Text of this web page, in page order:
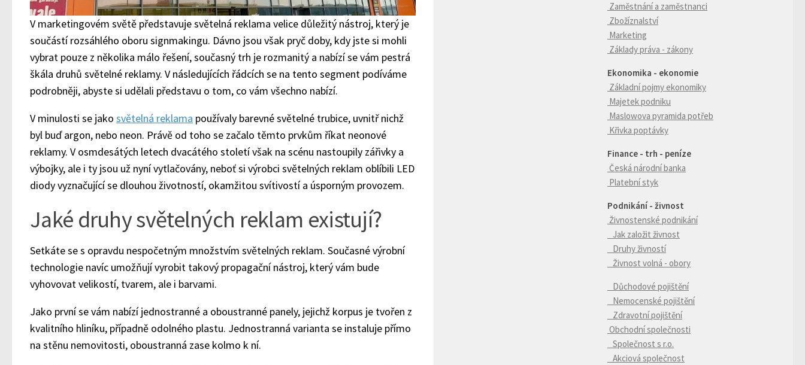
V marketingovém světě představuje světelná reklama velice důležitý nástroj, který je
součástí rozsáhlého oboru signmakingu. Dávno jsou však pryč doby, kdy jste si mohli
vybrat pouze z několika málo řešení, současný trh je rozmanitý a nabízí se vám pestrá
škála druhů světelné reklamy. V následujících řádcích se na tento segment podíváme
podrobněji, abyste si udělali představu o tom, co vám všechno nabízí.
V minulosti se jako světelná reklama používaly barevné světelné trubice, uvnitř nichž
byl buď argon, nebo neon. Právě od toho se začalo těmto prvkům říkat neonové
reklamy. V osmdesátých letech dvacátého století však na scénu nastoupily zářivky a
výbojky, ale i ty jsou už nyní vytlačovány, neboť si výrobci světelných reklam oblíbili LED
diody vyznačující se dlouhou životností, okamžitou svítivostí a úsporným provozem.
Jaké druhy světelných reklam existují?
Setkáte se s opravdu nespočetným množstvím světelných reklam. Současné výrobní
technologie navíc umožňují vyrobit takový propagační nástroj, který vám bude
vyhovovat velikostí, tvarem, ale i barvami.
Jako první se vám nabízí jednostranné a oboustranné panely, jejichž korpus je tvořen z
kvalitního hliníku, případně odolného plastu. Jednostranná varianta se instaluje přímo
na stěnu nemovitosti, oboustranná zase kolmo k ní.
Zaměstnání a zaměstnanci
Zbožíznalství
Marketing
Základy práva - zákony
Ekonomika - ekonomie
Základní pojmy ekonomiky
Majetek podniku
Maslowova pyramida potřeb
Křivka poptávky
Finance - trh - peníze
Česká národní banka
Platební styk
Podnikání - živnost
Živnostenské podnikání
Jak založit živnost
Druhy živností
Živnost volná - obory
Důchodové pojištění
Nemocenské pojištění
Zdravotní pojištění
Obchodní společnosti
Společnost s r.o.
Akciová společnost